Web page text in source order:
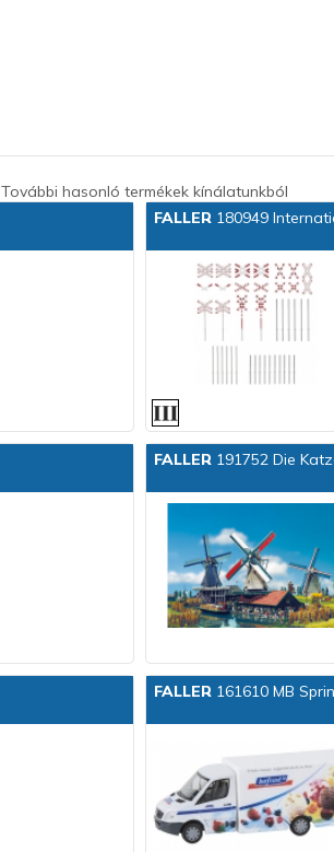
További hasonló termékek kínálatunkból
FALLER180949
FALLER191752 Die
FALLER161610 MB